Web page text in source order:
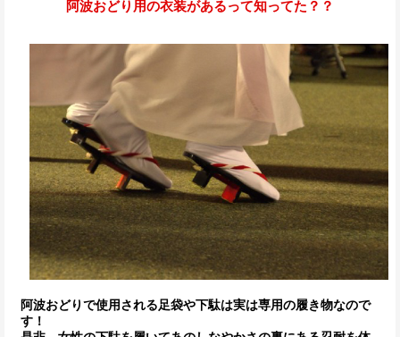
阿波おどり用の衣装があるって知ってた？？
阿波おどりで使用される足袋や下駄は実は専用の履き物なので
す！